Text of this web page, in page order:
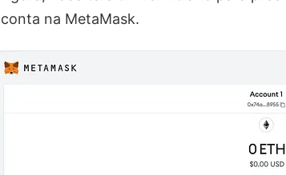
conta na MetaMask.